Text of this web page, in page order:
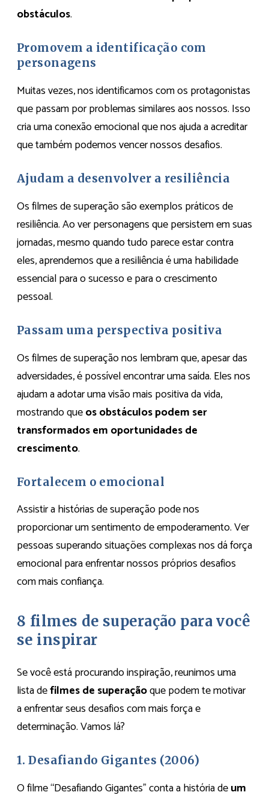
obstáculos.
Promovem a identificação com
personagens
Muitas vezes, nos identificamos com os protagonistas
que passam por problemas similares aos nossos. Isso
cria uma conexão emocional que nos ajuda a acreditar
que também podemos vencer nossos desafios.
Ajudam a desenvolver a resiliência
Os filmes de superação são exemplos práticos de
resiliência. Ao ver personagens que persistem em suas
jornadas, mesmo quando tudo parece estar contra
eles, aprendemos que a resiliência é uma habilidade
essencial para o sucesso e para o crescimento
pessoal.
Passam uma perspectiva positiva
Os filmes de superação nos lembram que, apesar das
adversidades, é possível encontrar uma saída. Eles nos
ajudam a adotar uma visão mais positiva da vida,
mostrando queos obstáculos podem ser
transformados em oportunidades de
crescimento.
Fortalecem o emocional
Assistir a histórias de superação pode nos
proporcionar um sentimento de empoderamento. Ver
pessoas superando situações complexas nos dá força
emocional para enfrentar nossos próprios desafios
com mais confiança.
8 filmes de superação para você
se inspirar
Se você está procurando inspiração, reunimos uma
lista defilmes de superaçãoque podem te motivar
a enfrentar seus desafios com mais força e
determinação. Vamos lá?
1. Desafiando Gigantes (2006)
O filme “Desafiando Gigantes” conta a história deum